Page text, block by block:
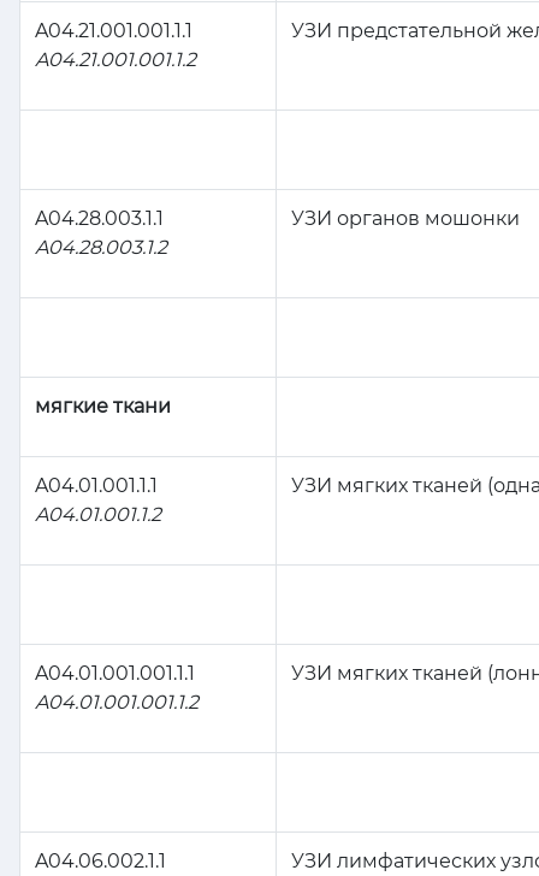
A04.21.001.001.1.1
A04.21.001.001.1.2
УЗИ предстательной
A04.28.003.1.1
A04.28.003.1.2
УЗИ органов мошонки
мягкие ткани
A04.01.001.1.1
A04.01.001.1.2
УЗИ мягких тканей
A04.01.001.001.1.1
A04.01.001.001.1.2
УЗИ мягких тканей
A04.06.002.1.1
УЗИ лимфатических